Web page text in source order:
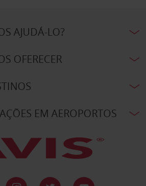
AJUDÁ-LO?
OFERECER
EM AEROPORTOS